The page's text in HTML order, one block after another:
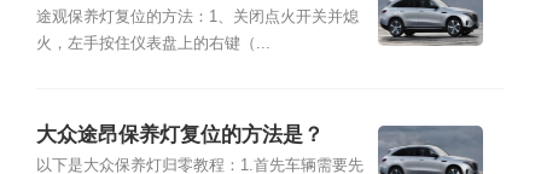
途观保养灯复位的方法：1、关闭点火开关并熄
火，左手按住仪表盘上的右键（...
大众途昂保养灯复位的方法是？
以下是大众保养灯归零教程：1.首先车辆需要先